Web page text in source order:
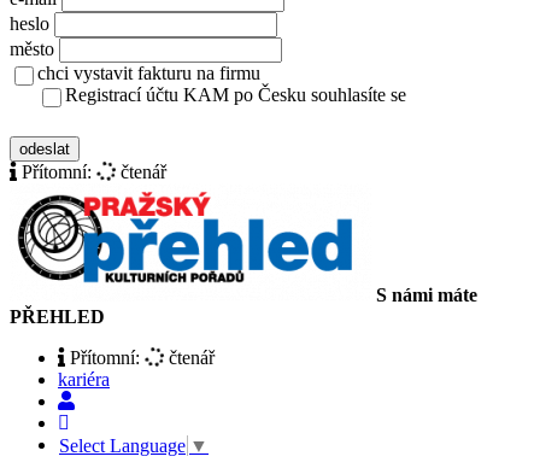
heslo
město
chci vystavit fakturu na firmu
Registrací účtu KAM po Česku souhlasíte se
odeslat
Přítomní: čtenář
S námi máte
PŘEHLED
Přítomní:
čtenář
kariéra
Select Language ▼